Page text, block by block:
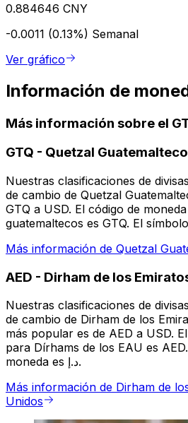
0.884646 CNY
-0.0011 (0.13%) Semanal
Ver gráfico
Información de
Más información sobre el
GTQ - Quetzal Guatemalteco
Nuestras clasificaciones de
de cambio de Quetzal
GTQ a USD. El código de
guatemaltecos es GTQ. El
Más información de Quetzal
AED - Dirham de los
Nuestras clasificaciones de
de cambio de Dirham de los
más popular es de AED a USD.
para Dírhams de los EAU es
moneda es د.إ.
Más información de Dirham de
Unidos